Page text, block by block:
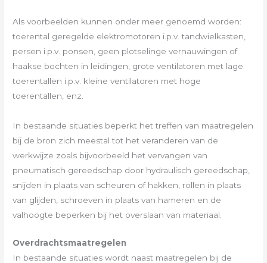
Als voorbeelden kunnen onder meer genoemd worden:
toerental geregelde elektromotoren i.p.v. tandwielkasten,
persen i.p.v. ponsen, geen plotselinge vernauwingen of
haakse bochten in leidingen, grote ventilatoren met lage
toerentallen i.p.v. kleine ventilatoren met hoge
toerentallen, enz.
In bestaande situaties beperkt het treffen van maatregelen
bij de bron zich meestal tot het veranderen van de
werkwijze zoals bijvoorbeeld het vervangen van
pneumatisch gereedschap door hydraulisch gereedschap,
snijden in plaats van scheuren of hakken, rollen in plaats
van glijden, schroeven in plaats van hameren en de
valhoogte beperken bij het overslaan van materiaal.
Overdrachtsmaatregelen
In bestaande situaties wordt naast maatregelen bij de